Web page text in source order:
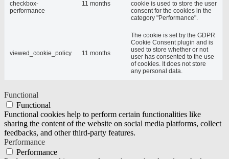
checkbox-
performance
11 months
cookie is used to store the user
consent for the cookies in the
category "Performance".
viewed_cookie_policy 11 months
The cookie is set by the GDPR
Cookie Consent plugin and is
used to store whether or not
user has consented to the use
of cookies. It does not store
any personal data.
Functional
Functional
Functional cookies help to perform certain functionalities like
sharing the content of the website on social media platforms, collect
feedbacks, and other third-party features.
Performance
Performance